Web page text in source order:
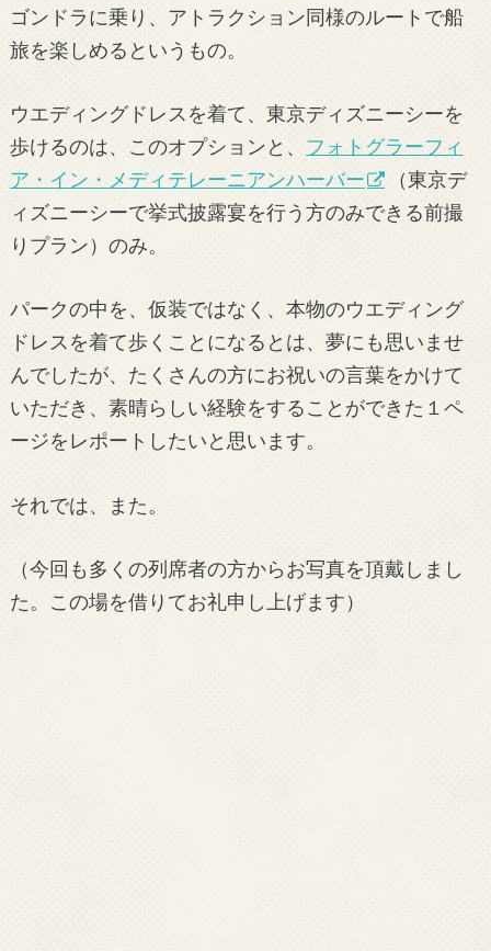
ゴンドラに乗り、アトラクション同様のルートで船
旅を楽しめるというもの。
ウエディングドレスを着て、東京ディズニーシーを
歩けるのは、このオプションと、 フォトグラーフィ
ア・イン・メディテレーニアンハーバー
（東京デ
ィズニーシーで挙式披露宴を行う方のみできる前撮
りプラン）のみ。
パークの中を、仮装ではなく、本物のウエディング
ドレスを着て歩くことになるとは、夢にも思いませ
んでしたが、たくさんの方にお祝いの言葉をかけて
いただき、素晴らしい経験をすることができた１ペ
ージをレポートしたいと思います。
それでは、また。
（今回も多くの列席者の方からお写真を頂戴しまし
た。この場を借りてお礼申し上げます）